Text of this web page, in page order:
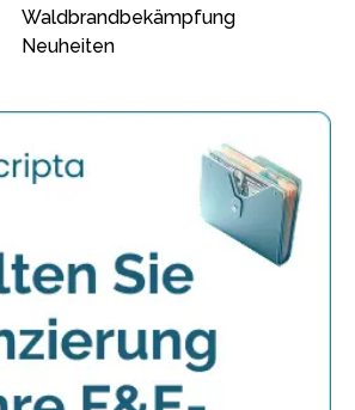
Waldbrandbekämpfung
Neuheiten